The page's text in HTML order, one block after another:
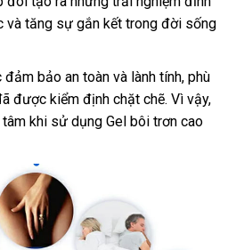
và tăng sự gắn kết trong đời sống
bảo an toàn và lành tính, phù
được kiểm định chặt chẽ. Vì vậy,
khi sử dụng Gel bôi trơn cao